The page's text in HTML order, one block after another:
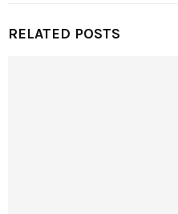
RELATED POSTS